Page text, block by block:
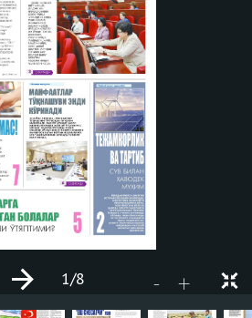
- +
1/8